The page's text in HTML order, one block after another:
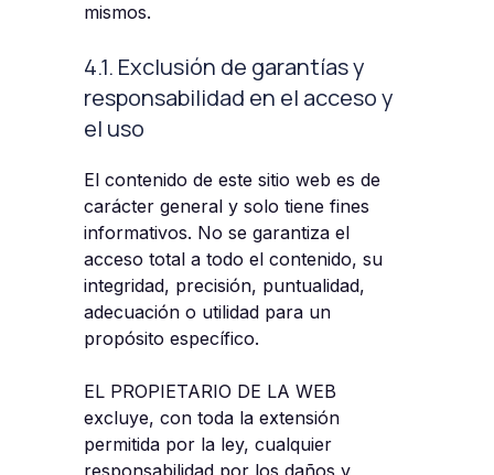
mismos.
4.1. Exclusión de garantías y
responsabilidad en el acceso y
el uso
El contenido de este sitio web es de
carácter general y solo tiene fines
informativos. No se garantiza el
acceso total a todo el contenido, su
integridad, precisión, puntualidad,
adecuación o utilidad para un
propósito específico.
EL PROPIETARIO DE LA WEB
excluye, con toda la extensión
permitida por la ley, cualquier
responsabilidad por los daños y